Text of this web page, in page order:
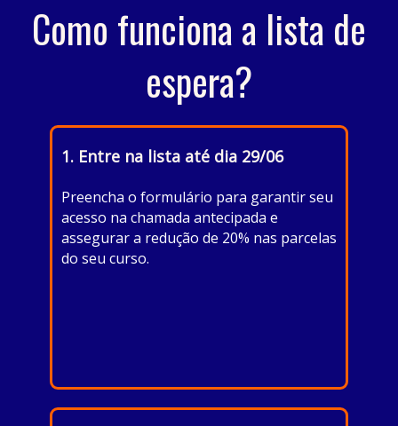
Como funciona a lista de
espera?
1. Entre na l ista até dia 29/06
Preencha o formulário para garantir seu
acesso na chamada antecipada e
assegurar a redução de 20% nas parcelas
do seu curso.